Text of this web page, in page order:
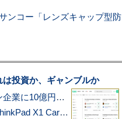
ンコー「レンズキャップ型防
投資か、ギャンブルか
アマゾン配送を支える物流大手、ステーブルコイン企業に10億円投資のワケ
あこがれの旗艦モバイルノートPC最新モデル=「ThinkPad X1 Carbon Gen 14 Aura Edition」実機レビュー